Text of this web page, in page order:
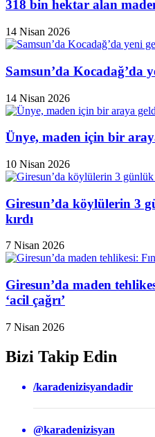
318 bin hektar alan
14 Nisan 2026
Samsun’da Kocadağ’da
14 Nisan 2026
Ünye, maden için bir
10 Nisan 2026
Giresun’da köylülerin 3
kırdı
7 Nisan 2026
Giresun’da maden
‘acil çağrı’
7 Nisan 2026
Bizi Takip Edin
/karadenizisyandadir
@karadenizisyan